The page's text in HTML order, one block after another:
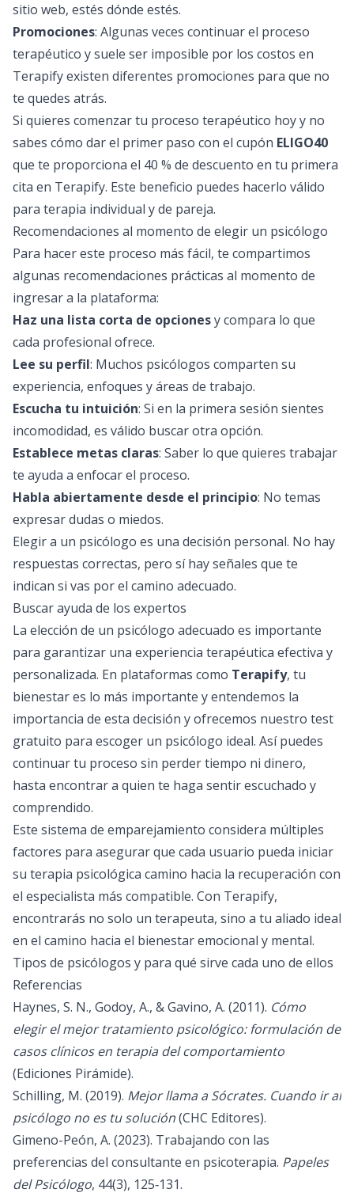
sitio web, estés dónde estés.
Promociones: Algunas veces continuar el proceso
terapéutico y suele ser imposible por los costos en
Terapify existen diferentes promociones para que no
te quedes atrás.
Si quieres comenzar tu proceso terapéutico hoy y no
sabes cómo dar el primer paso con el cupón ELIGO40
que te proporciona el 40 % de descuento en tu primera
cita en Terapify. Este beneficio puedes hacerlo válido
para terapia individual y de pareja.
Recomendaciones al momento de elegir un psicólogo
Para hacer este proceso más fácil, te compartimos
algunas recomendaciones prácticas al momento de
ingresar a la plataforma:
Haz una lista corta de opcionesy compara lo que
cada profesional ofrece.
Lee su perfil: Muchos psicólogos comparten su
experiencia, enfoques y áreas de trabajo.
Escucha tu intuición: Si en la primera sesión sientes
incomodidad, es válido buscar otra opción.
Establece metas claras: Saber lo que quieres trabajar
te ayuda a enfocar el proceso.
Habla abiertamente desde el principio: No temas
expresar dudas o miedos.
Elegir a un psicólogo es una decisión personal. No hay
respuestas correctas, pero sí hay señales que te
indican si vas por el camino adecuado.
Buscar ayuda de los expertos
La elección de un psicólogo adecuado es importante
para garantizar una experiencia terapéutica efectiva y
personalizada. En plataformas como Terapify, tu
bienestar es lo más importante y entendemos la
importancia de esta decisión y ofrecemos nuestro test
gratuito para escoger un psicólogo ideal. Así puedes
continuar tu proceso sin perder tiempo ni dinero,
hasta encontrar a quien te haga sentir escuchado y
comprendido.
Este sistema de emparejamiento considera múltiples
factores para asegurar que cada usuario pueda iniciar
su terapia psicológica camino hacia la recuperación con
el especialista más compatible. Con Terapify,
encontrarás no solo un terapeuta, sino a tu aliado ideal
en el camino hacia el bienestar emocional y mental.
Tipos de psicólogos y para qué sirve cada uno de ellos
Referencias
Haynes, S. N., Godoy, A., & Gavino, A. (2011). Cómo
elegir el mejor tratamiento psicológico: formulación de
casos clínicos en terapia del comportamiento
(Ediciones Pirámide).
Schilling, M. (2019). Mejor llama a Sócrates. Cuando ir al
psicólogo no es tu solución(CHC Editores).
Gimeno-Peón, A. (2023). Trabajando con las
preferencias del consultante en psicoterapia. Papeles
del Psicólogo, 44(3), 125‑131.